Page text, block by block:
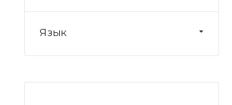
Язык